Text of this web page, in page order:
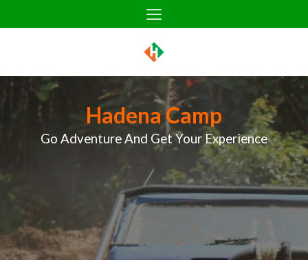
to
Hadena Camp
Go Adventure And Get Your Experience